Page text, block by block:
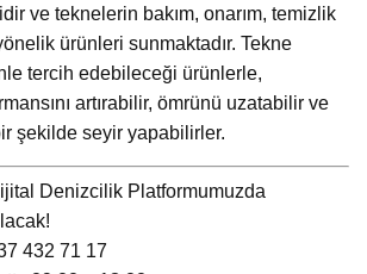
ve teknelerin bakım, onarım, temizlik
ürünleri sunmaktadır. Tekne
tercih edebileceği ürünlerle,
artırabilir, ömrünü uzatabilir ve
şekilde seyir yapabilirler.
Denizcilik Platformumuzda
432 71 17